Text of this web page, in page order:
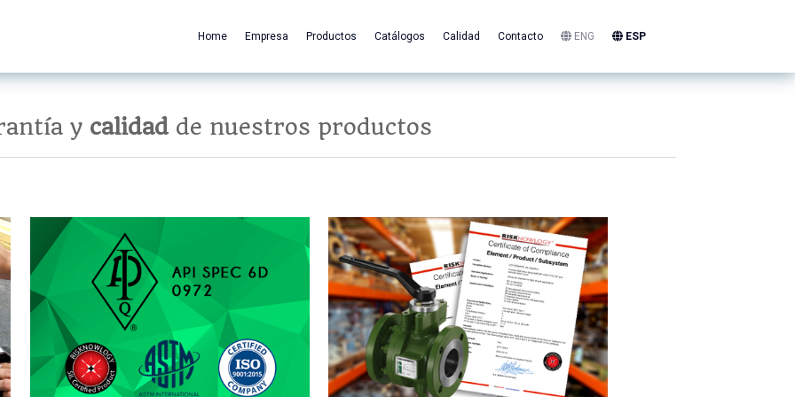
Home Empresa Productos Catálogos Calidad Contacto ENG ESP
y calidad de nuestros productos